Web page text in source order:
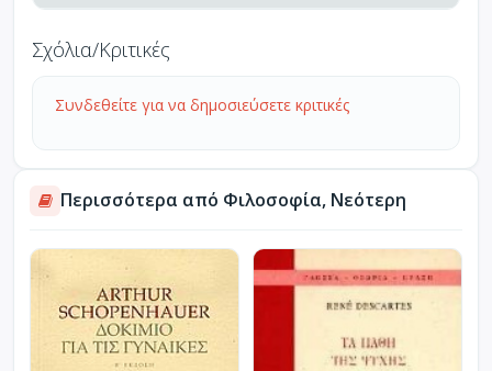
Σχόλια/Κριτικές
Συνδεθείτε για να δημοσιεύσετε κριτικές
Περισσότερα από Φιλοσοφία, Νεότερη